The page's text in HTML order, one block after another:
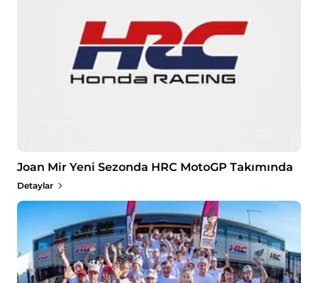
Joan Mir Yeni Sezonda HRC MotoGP Takımında
Detaylar